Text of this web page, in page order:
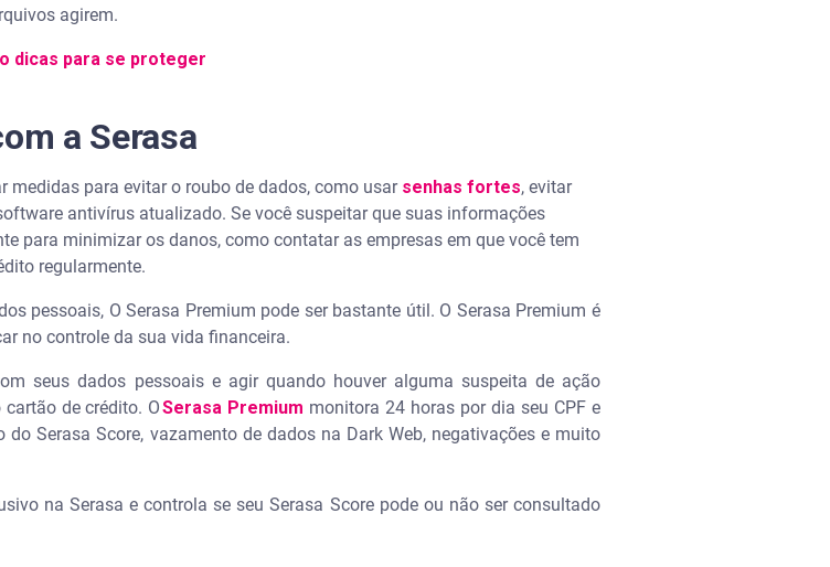
agirem.
dicas para se proteger
a Serasa
para evitar o roubo de dados, como usar senhas fortes, evitar
antivírus atualizado. Se você suspeitar que suas informações
para minimizar os danos, como contatar as empresas em que você tem
regularmente.
pessoais, O Serasa Premium pode ser bastante útil. O Serasa Premium é
no controle da sua vida financeira.
seus dados pessoais e agir quando houver alguma suspeita de ação
de crédito. OSerasa Premium monitora 24 horas por dia seu CPF e
Serasa Score, vazamento de dados na Dark Web, negativações e muito
na Serasa e controla se seu Serasa Score pode ou não ser consultado